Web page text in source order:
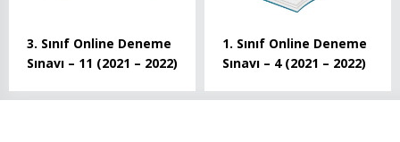
3. Sınıf Online Deneme
Sınavı – 11 (2021 – 2022)
1. Sınıf Online Deneme
Sınavı – 4 (2021 – 2022)